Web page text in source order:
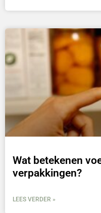
Wat betekenen
verpakkingen?
LEES VERDER »